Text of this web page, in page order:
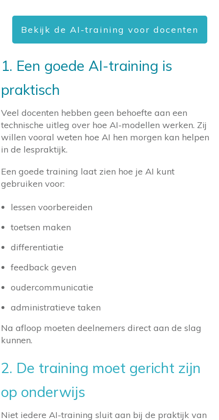
Bekijk de AI-training voor docenten
1. Een goede AI-training is
praktisch
Veel docenten hebben geen behoefte aan een
technische uitleg over hoe AI-modellen werken. Zij
willen vooral weten hoe AI hen morgen kan helpen
in de lespraktijk.
Een goede training laat zien hoe je AI kunt
gebruiken voor:
lessen voorbereiden
toetsen maken
differentiatie
feedback geven
oudercommunicatie
administratieve taken
Na afloop moeten deelnemers direct aan de slag
kunnen.
2. De training moet gericht zijn
op onderwijs
Niet iedere AI-training sluit aan bij de praktijk van